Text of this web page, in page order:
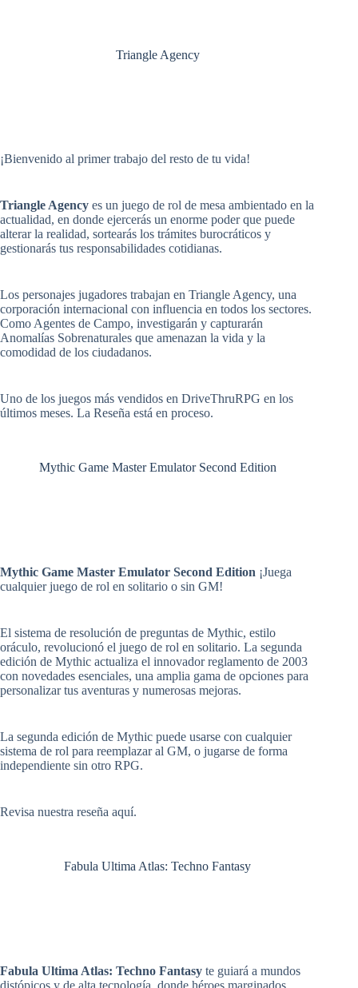
Triangle Agency
¡Bienvenido al primer trabajo del resto de tu vida!
Triangle Agency es un juego de rol de mesa ambientado en la
actualidad, en donde ejercerás un enorme poder que puede
alterar la realidad, sortearás los trámites burocráticos y
gestionarás tus responsabilidades cotidianas.
Los personajes jugadores trabajan en Triangle Agency, una
corporación internacional con influencia en todos los sectores.
Como Agentes de Campo, investigarán y capturarán
Anomalías Sobrenaturales que amenazan la vida y la
comodidad de los ciudadanos.
Uno de los juegos más vendidos en DriveThruRPG en los
últimos meses. La Reseña está en proceso.
Mythic Game Master Emulator Second Edition
Mythic Game Master Emulator Second Edition ¡Juega
cualquier juego de rol en solitario o sin GM!
El sistema de resolución de preguntas de Mythic, estilo
oráculo, revolucionó el juego de rol en solitario. La segunda
edición de Mythic actualiza el innovador reglamento de 2003
con novedades esenciales, una amplia gama de opciones para
personalizar tus aventuras y numerosas mejoras.
La segunda edición de Mythic puede usarse con cualquier
sistema de rol para reemplazar al GM, o jugarse de forma
independiente sin otro RPG.
Revisa nuestra reseña aquí.
Fabula Ultima Atlas: Techno Fantasy
Fabula Ultima Atlas: Techno Fantasy te guiará a mundos
distópicos y de alta tecnología, donde héroes marginados